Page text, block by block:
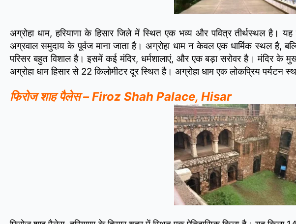
अग्रोहा धाम, हरियाणा के हिसार जिले में स्थित एक भव्य और पवित्र तीर्थस्थल है। यह
अग्रवाल समुदाय के पूर्वज माना जाता है। अग्रोहा धाम न केवल एक धार्मिक स्थल है,
परिसर बहुत विशाल है। इसमें कई मंदिर, धर्मशालाएं, और एक बड़ा सरोवर है। मंदिर के
अग्रोहा धाम हिसार से 22 किलोमीटर दूर स्थित है। अग्रोहा धाम एक लोकप्रिय
फिरोज शाह पैलेस – Firoz Shah Palace, Hisar